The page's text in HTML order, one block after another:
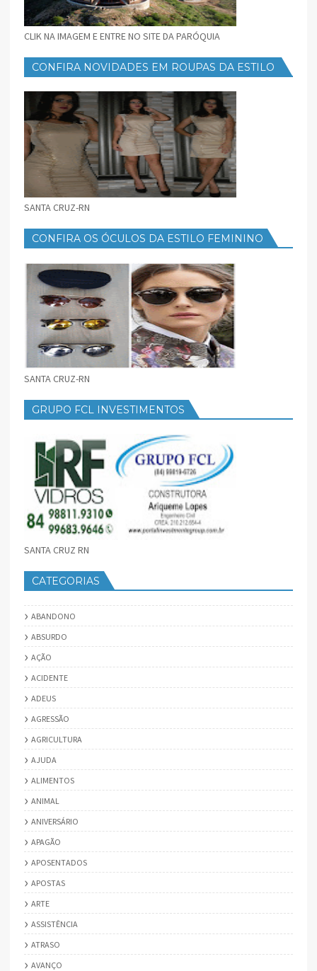
CLIK NA IMAGEM E ENTRE NO SITE DA PARÓQUIA
CONFIRA NOVIDADES EM ROUPAS DA ESTILO
SANTA CRUZ-RN
CONFIRA OS ÓCULOS DA ESTILO FEMININO
SANTA CRUZ-RN
GRUPO FCL INVESTIMENTOS
SANTA CRUZ RN
CATEGORIAS
ABANDONO
ABSURDO
AÇÃO
ACIDENTE
ADEUS
AGRESSÃO
AGRICULTURA
AJUDA
ALIMENTOS
ANIMAL
ANIVERSÁRIO
APAGÃO
APOSENTADOS
APOSTAS
ARTE
ASSISTÊNCIA
ATRASO
AVANÇO